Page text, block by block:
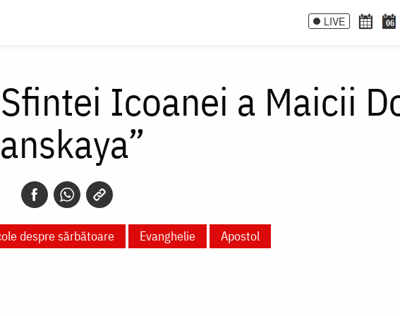
LIVE 06
Icoanei a Maicii
despre sărbătoare Evanghelie Apostol